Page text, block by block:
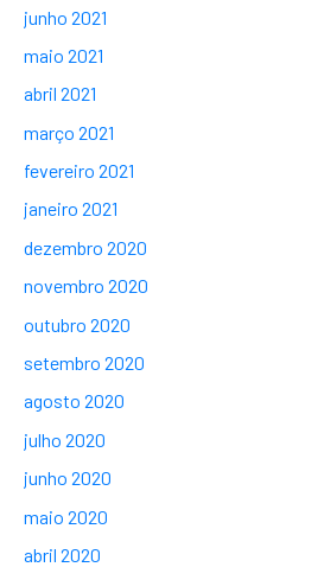
junho 2021
maio 2021
abril 2021
março 2021
fevereiro 2021
janeiro 2021
dezembro 2020
novembro 2020
outubro 2020
setembro 2020
agosto 2020
julho 2020
junho 2020
maio 2020
abril 2020